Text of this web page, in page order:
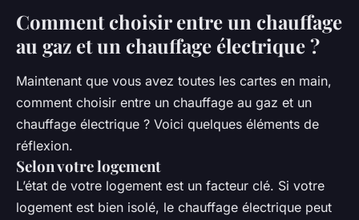
Comment choisir entre un chauffage
au gaz et un chauffage électrique ?
Maintenant que vous avez toutes les cartes en main,
comment choisir entre un chauffage au gaz et un
chauffage électrique ? Voici quelques éléments de
réflexion.
Selon votre logement
L’état de votre logement est un facteur clé. Si votre
logement est bien isolé, le chauffage électrique peut